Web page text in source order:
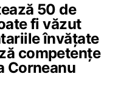
50 de
fi văzut
învățate
competențe
Corneanu